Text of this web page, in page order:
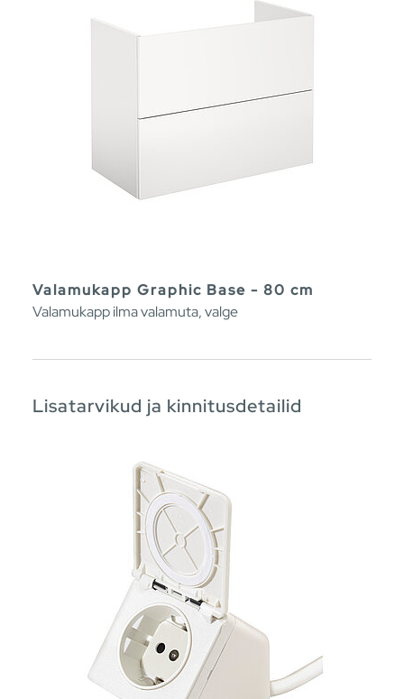
Valamukapp Graphic Base - 80 cm
Valamukapp ilma valamuta, valge
Lisatarvikud ja kinnitusdetailid